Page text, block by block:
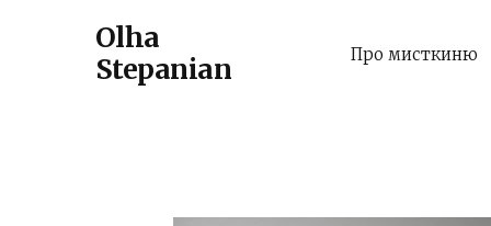
Olha
Stepanian
Про мисткиню